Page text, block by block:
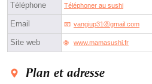
Téléphone Téléphoner au sushi
Email vangiup31ⓐgmail.com
Site web www.mamasushi.fr
Plan et adresse